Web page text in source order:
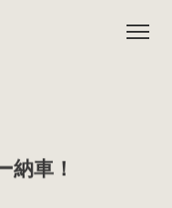
納車！